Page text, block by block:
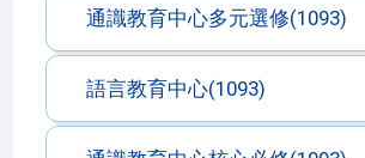
通識教育中心多元選修(1093)
語言教育中心(1093)